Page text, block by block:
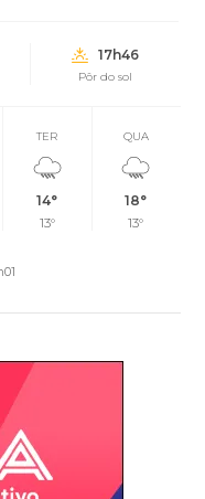
17h46
Pôr do sol
TER
14°
13°
QUA
18°
13°